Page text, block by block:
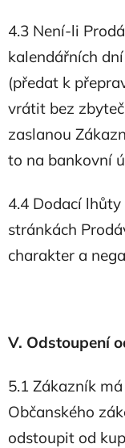
4.3 Není-li
kalendářních
(předat k
vrátit bez
zaslanou
to na bankovní
4.4 Dodací
stránkách
charakter a
V. Odstoupení
5.1 Zákazník
Občanského
odstoupit od